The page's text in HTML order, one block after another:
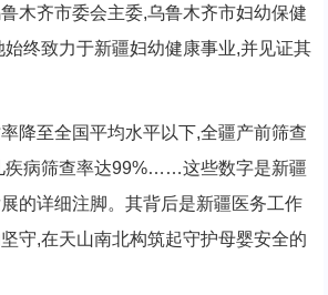
木齐市委会主委,乌鲁木齐市妇幼保健
始终致力于新疆妇幼健康事业,并见证其
至全国平均水平以下,全疆产前筛查
疾病筛查率达99%……这些数字是新疆
的详细注脚。其背后是新疆医务工作
守,在天山南北构筑起守护母婴安全的